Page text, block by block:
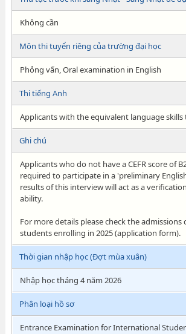
Không cần
Môn thi tuyển riêng của trường đại học
Phỏng vấn, Oral examination in English
Thi tiếng Anh
Applicants with the equivalent language skills
Ghi chú
Applicants who do not have a CEFR score of
required to participate in a 'preliminary
results of this interview will act as a
ability.
For more details please check the
students enrolling in 2025 (application form).
Thời gian nhập học (Đợt mùa xuân)
Nhập học tháng 4 năm 2026
Phân loại hồ sơ
Entrance Examination for International